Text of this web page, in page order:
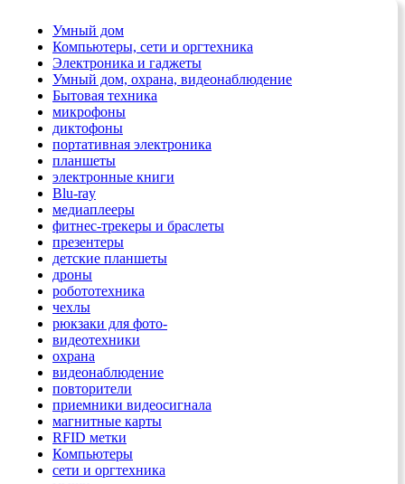
Умный дом
Компьютеры, сети и оргтехника
Электроника и гаджеты
Умный дом, охрана, видеонаблюдение
Бытовая техника
микрофоны
диктофоны
портативная электроника
планшеты
электронные книги
Blu-ray
медиаплееры
фитнес-трекеры и браслеты
презентеры
детские планшеты
дроны
робототехника
чехлы
рюкзаки для фото-
видеотехники
охрана
видеонаблюдение
повторители
приемники видеосигнала
магнитные карты
RFID метки
Компьютеры
сети и оргтехника